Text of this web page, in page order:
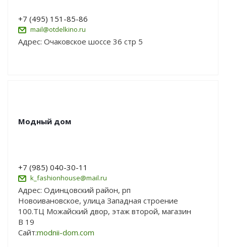
+7 (495) 151-85-86
mail@otdelkino.ru
Адрес: Очаковское шоссе 36 стр 5
Модный дом
+7 (985) 040-30-11
k_fashionhouse@mail.ru
Адрес: Одинцовский район, рп
Новоивановское, улица Западная строение
100.ТЦ Можайский двор, этаж второй, магазин
В 19
Сайт:modnii-dom.com